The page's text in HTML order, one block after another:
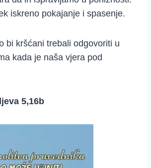
iskreno pokajanje i spasenje.
bi kršćani trebali odgovoriti u
kada je naša vjera pod
5,16b